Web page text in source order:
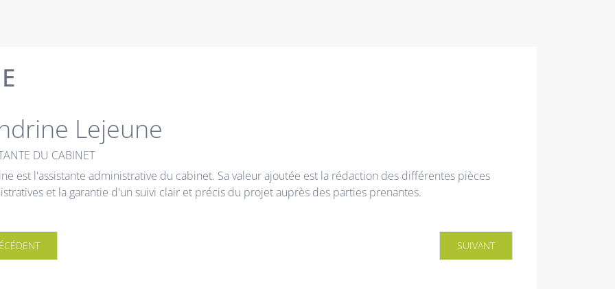
Lejeune
DU CABINET
est l'assistante administrative du cabinet. Sa valeur ajoutée est la rédaction des différentes pièces
et la garantie d'un suivi clair et précis du projet auprès des parties prenantes.
PRÉCÉDENT : BENOIT OHL ARTICLE SUIVANT : CHRISTOPHE
SUIVANT